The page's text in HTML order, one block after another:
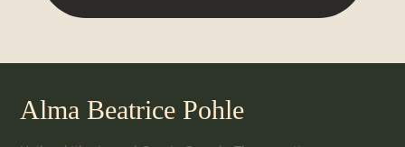
Alma Beatrice Pohle